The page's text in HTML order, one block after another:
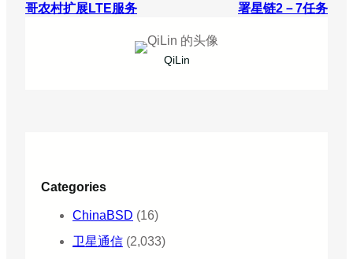
哥农村扩展LTE服务
署星链2－7任务
QiLin
Categories
ChinaBSD (16)
卫星通信 (2,033)